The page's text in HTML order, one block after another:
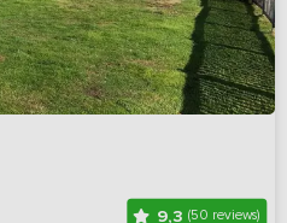
9,3 (50 reviews)